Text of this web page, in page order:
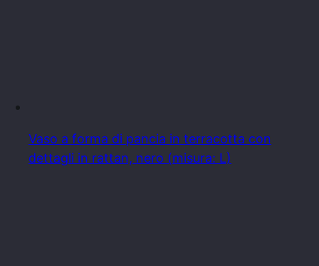
Vaso a forma di pancia in terracotta con
dettagli in rattan, nero (misura: L)